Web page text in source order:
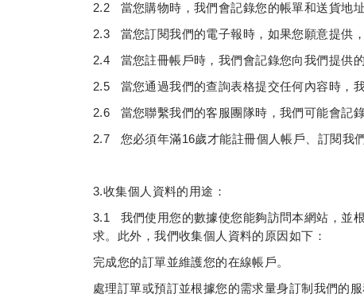
2.2 當您購物時，我們會記錄您的帳單和送貨地
2.3 當您訂閱我們的電子報時，如果您願意提供
2.4 當您註冊帳戶時，我們會記錄您向我們提供
2.5 當您通過我們的查詢表格提交任何內容時，
2.6 當您聯繫我們的客服團隊時，我們可能會記
2.7 您必須年滿16歲才能註冊個人帳戶、訂閱我
3.收集個人資料的用途：
3.1 我們使用您的數據使您能夠訪問本網站，並
求。此外，我們收集個人資料的原因如下：
完成您的訂單並維護您的在線帳戶。
處理訂單或預訂並根據您的需求量身訂制我們的服